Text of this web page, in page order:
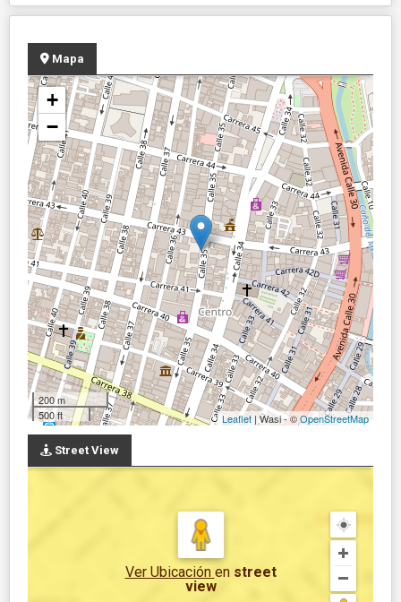
Mapa
+
−
200 m
500 ft
Leaflet | Wasi - ©OpenStreetMap
Street View
Ver Ubicación en street
view